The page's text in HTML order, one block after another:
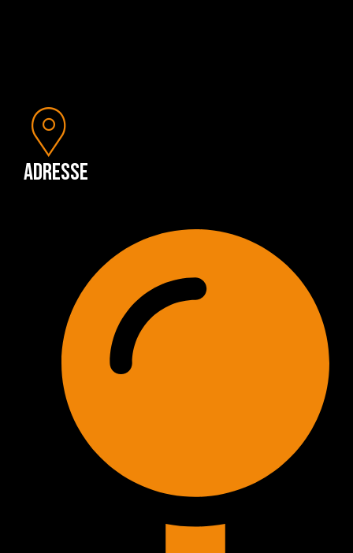
Adresse